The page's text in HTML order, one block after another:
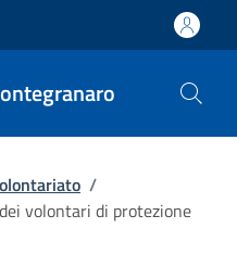
/
volontari di protezione